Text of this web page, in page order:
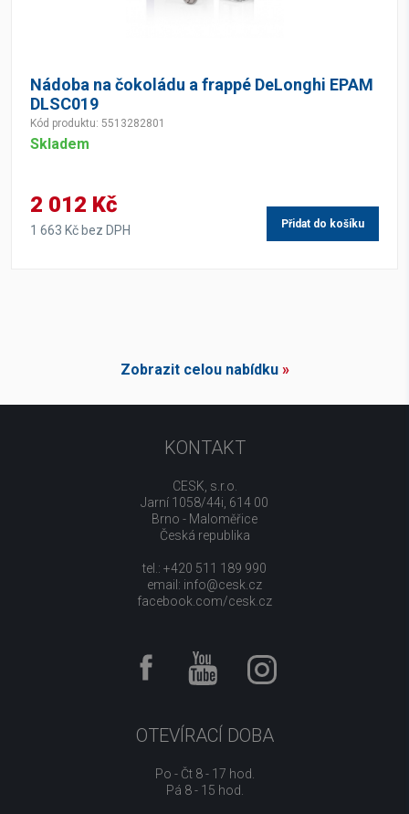
Nádoba na čokoládu a frappé DeLonghi EPAM
DLSC019
Kód produktu: 5513282801
Skladem
2 012 Kč
1 663 Kč bez DPH Přidat do košíku
Zobrazit celou nabídku»
KONTAKT
CESK, s.r.o.
Jarní 1058/44i, 614 00
Brno - Maloměřice
Česká republika
tel.: +420 511 189 990
email: info@cesk.cz
facebook.com/cesk.cz
OTEVÍRACÍ DOBA
Po - Čt 8 - 17 hod.
Pá 8 - 15 hod.